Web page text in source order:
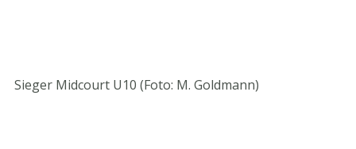
Sieger Midcourt U10 (Foto: M. Goldmann)